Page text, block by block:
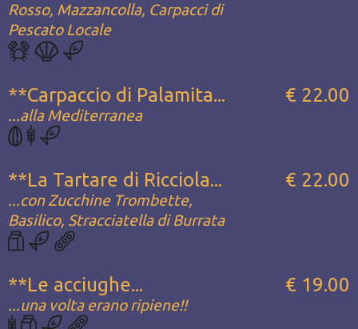
Rosso, Mazzancolla, Carpacci di
Pescato Locale
**Carpaccio di Palamita...
...alla Mediterranea
€ 22.00
**La Tartare di Ricciola...
...con Zucchine Trombette,
Basilico, Stracciatella di Burrata
€ 22.00
**Le acciughe...
...una volta erano ripiene!!
€ 19.00